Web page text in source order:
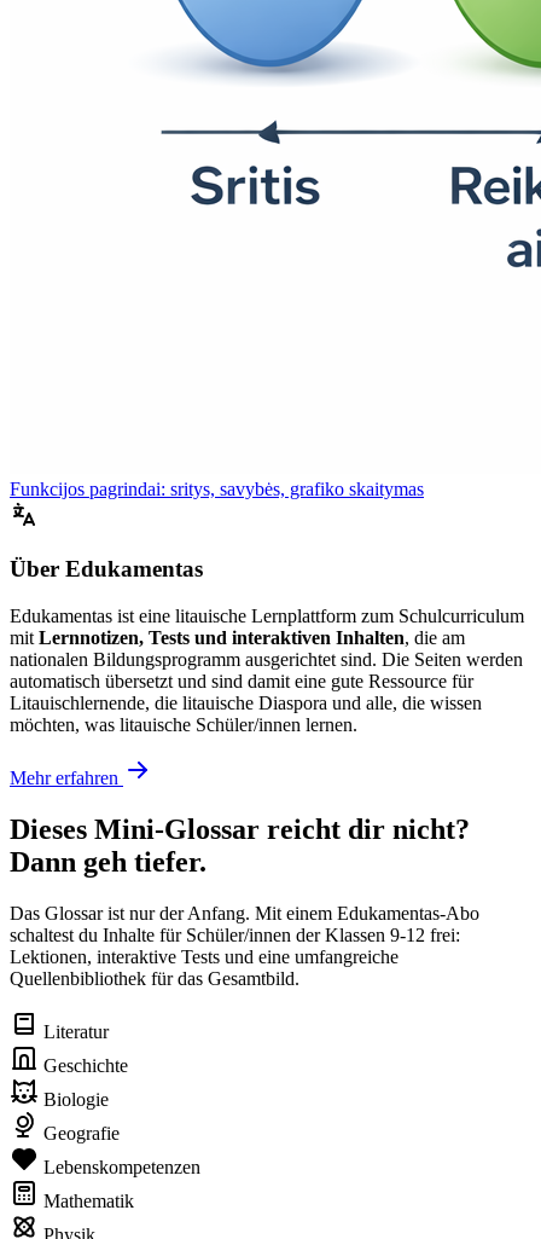
Funkcijos pagrindai: sritys, savybės, grafiko skaitymas
Über Edukamentas
Edukamentas ist eine litauische Lernplattform zum Schulcurriculum
mit Lernnotizen, Tests und interaktiven Inhalten, die am
nationalen Bildungsprogramm ausgerichtet sind. Die Seiten werden
automatisch übersetzt und sind damit eine gute Ressource für
Litauischlernende, die litauische Diaspora und alle, die wissen
möchten, was litauische Schüler/innen lernen.
Mehr erfahren
Dieses Mini-Glossar reicht dir nicht?
Dann geh tiefer.
Das Glossar ist nur der Anfang. Mit einem Edukamentas-Abo
schaltest du Inhalte für Schüler/innen der Klassen 9-12 frei:
Lektionen, interaktive Tests und eine umfangreiche
Quellenbibliothek für das Gesamtbild.
Literatur
Geschichte
Biologie
Geografie
Lebenskompetenzen
Mathematik
Physik